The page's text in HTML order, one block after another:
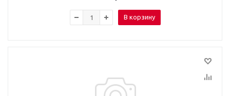
В корзину